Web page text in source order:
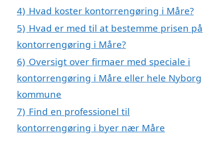
4) Hvad koster kontorrengøring i Måre?
5) Hvad er med til at bestemme prisen på
kontorrengøring i Måre?
6) Oversigt over firmaer med speciale i
kontorrengøring i Måre eller hele Nyborg
kommune
7) Find en professionel til
kontorrengøring i byer nær Måre